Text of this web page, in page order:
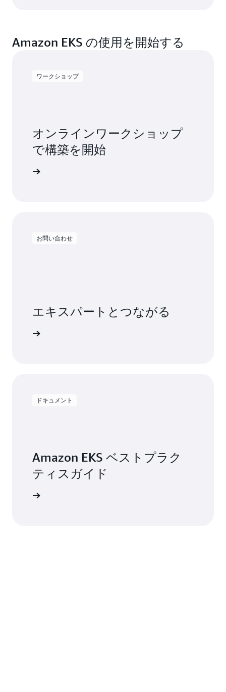
Amazon EKS の使用を開始する
ワークショップ
オンラインワークショップ
で構築を開始
お問い合わせ
エキスパートとつながる
ドキュメント
Amazon EKS ベストプラク
ティスガイド